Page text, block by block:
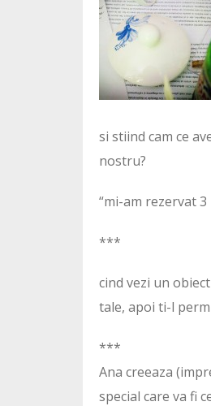
si stiind cam ce
nostru?
“mi-am rezervat
***
cind vezi un
tale, apoi ti-l
***
Ana creeaza
special care va fi